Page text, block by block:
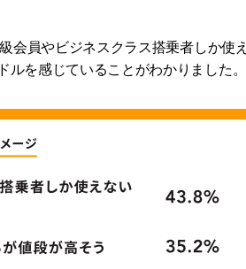
員やビジネスクラス搭乗者しか使
を感じていることがわかりました。